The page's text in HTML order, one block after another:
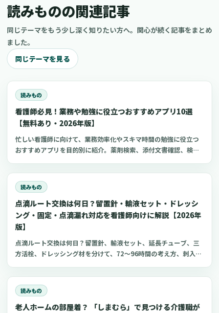
読みものの関連記事
同じテーマをもう少し深く知りたい方へ。関心が続く記事をまとめ
ました。
同じテーマを見る
読みもの
看護師必見！業務や勉強に役立つおすすめアプリ10選
【無料あり・2026年版】
忙しい看護師に向けて、業務効率化やスキマ時間の勉強に役立つ
おすすめアプリを目的別に紹介。薬剤検索、添付文書確認、検査
心電図学習、シフト管理など、現場や復職準備で使いやすいアプ
リをまとめました。
読みもの
点滴ルート交換は何日？留置針・輸液セット・ドレッシ
ング・固定・点滴漏れ対応を看護師向けに解説【2026年
版】
点滴ルート交換は何日？留置針、輸液セット、延長チューブ、三
方活栓、ドレッシング材を分けて、72〜96時間の考え方、刺入部
読みもの
老人ホームの部屋着？ 「しまむら」で見つける介護職が